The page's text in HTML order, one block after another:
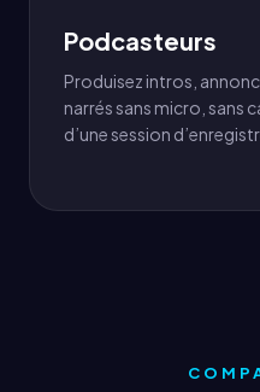
Podcasteurs
Produisez intros,
narrés sans micro, sans
d’une session